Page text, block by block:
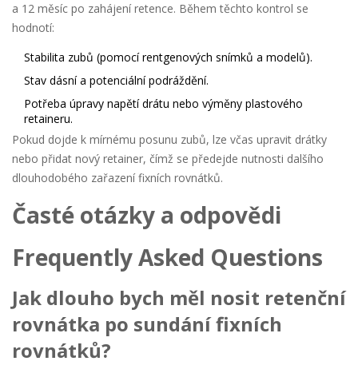
a 12 měsíc po zahájení retence. Během těchto kontrol se
hodnotí:
Stabilita zubů (pomocí rentgenových snímků a modelů).
Stav dásní a potenciální podráždění.
Potřeba úpravy napětí drátu nebo výměny plastového
retaineru.
Pokud dojde k mírnému posunu zubů, lze včas upravit drátky
nebo přidat nový retainer, čímž se předejde nutnosti dalšího
dlouhodobého zařazení fixních rovnátků.
Časté otázky a odpovědi
Frequently Asked Questions
Jak dlouho bych měl nosit retenční
rovnátka po sundání fixních
rovnátků?